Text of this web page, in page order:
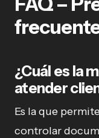
¿Cuál es la
atender
Es la que
controlar